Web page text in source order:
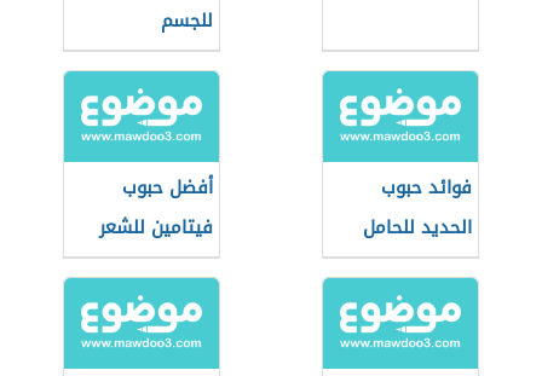
للجسم
فوائد حبوب
الحديد للحامل
أفضل حبوب
فيتامين للشعر
والبشرة والأظافر